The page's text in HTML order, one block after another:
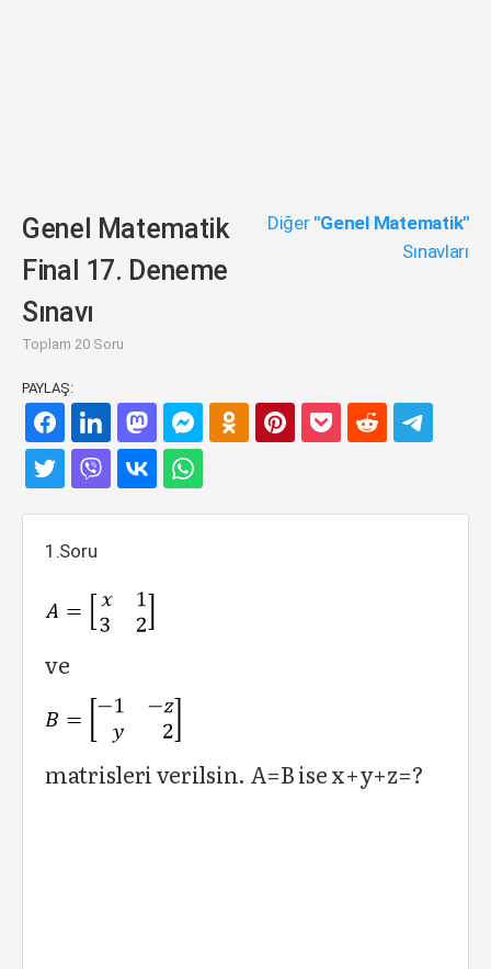
Genel Matematik
Final 17. Deneme
Sınavı
Toplam 20 Soru
Diğer "Genel Matematik"
Sınavları
PAYLAŞ:
1.Soru
ve
matrisleri verilsin. A=B ise x+y+z=?